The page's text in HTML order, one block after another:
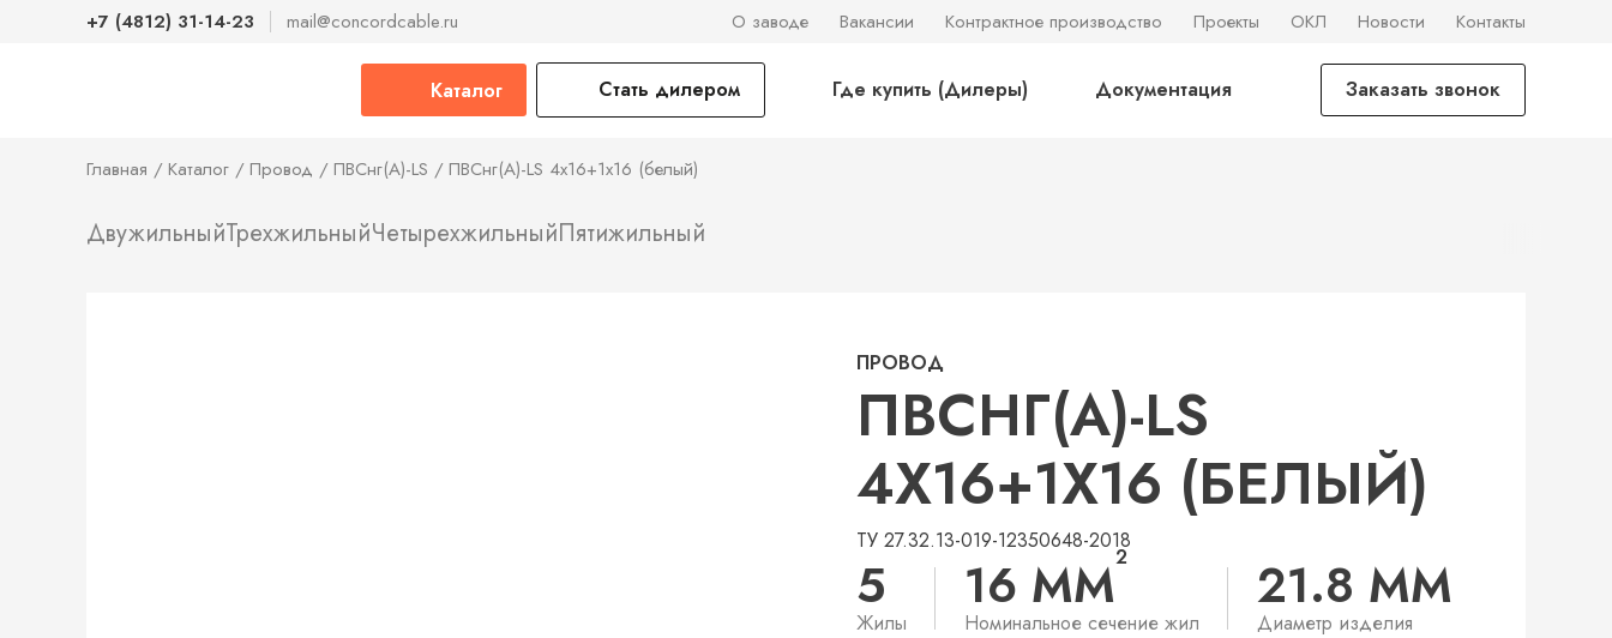
+7 (4812) 31-14-23 mail@concordcable.ru О заводе Вакансии Контрактное производство Проекты ОКЛ Новости Контакты
Каталог Стать дилером Где купить (Дилеры) Документация Заказать звонок
Главная Каталог Провод ПВСнг(А)-LS ПВСнг(А)-LS 4х16+1х16 (белый)
ДвужильныйТрехжильныйЧетырехжильныйПятижильный
ПРОВОД
ПВСНГ(А)-LS
4Х16+1Х16 (БЕЛЫЙ)
ТУ 27.32.13-019-12350648-2018
5
Жилы
16 ММ2
Номинальное сечение жил
21.8 ММ
Диаметр изделия